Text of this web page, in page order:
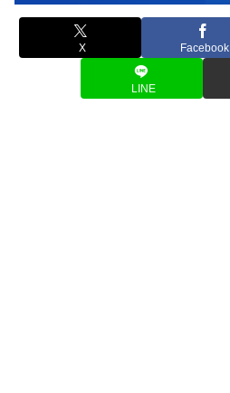
X Facebook
LINE